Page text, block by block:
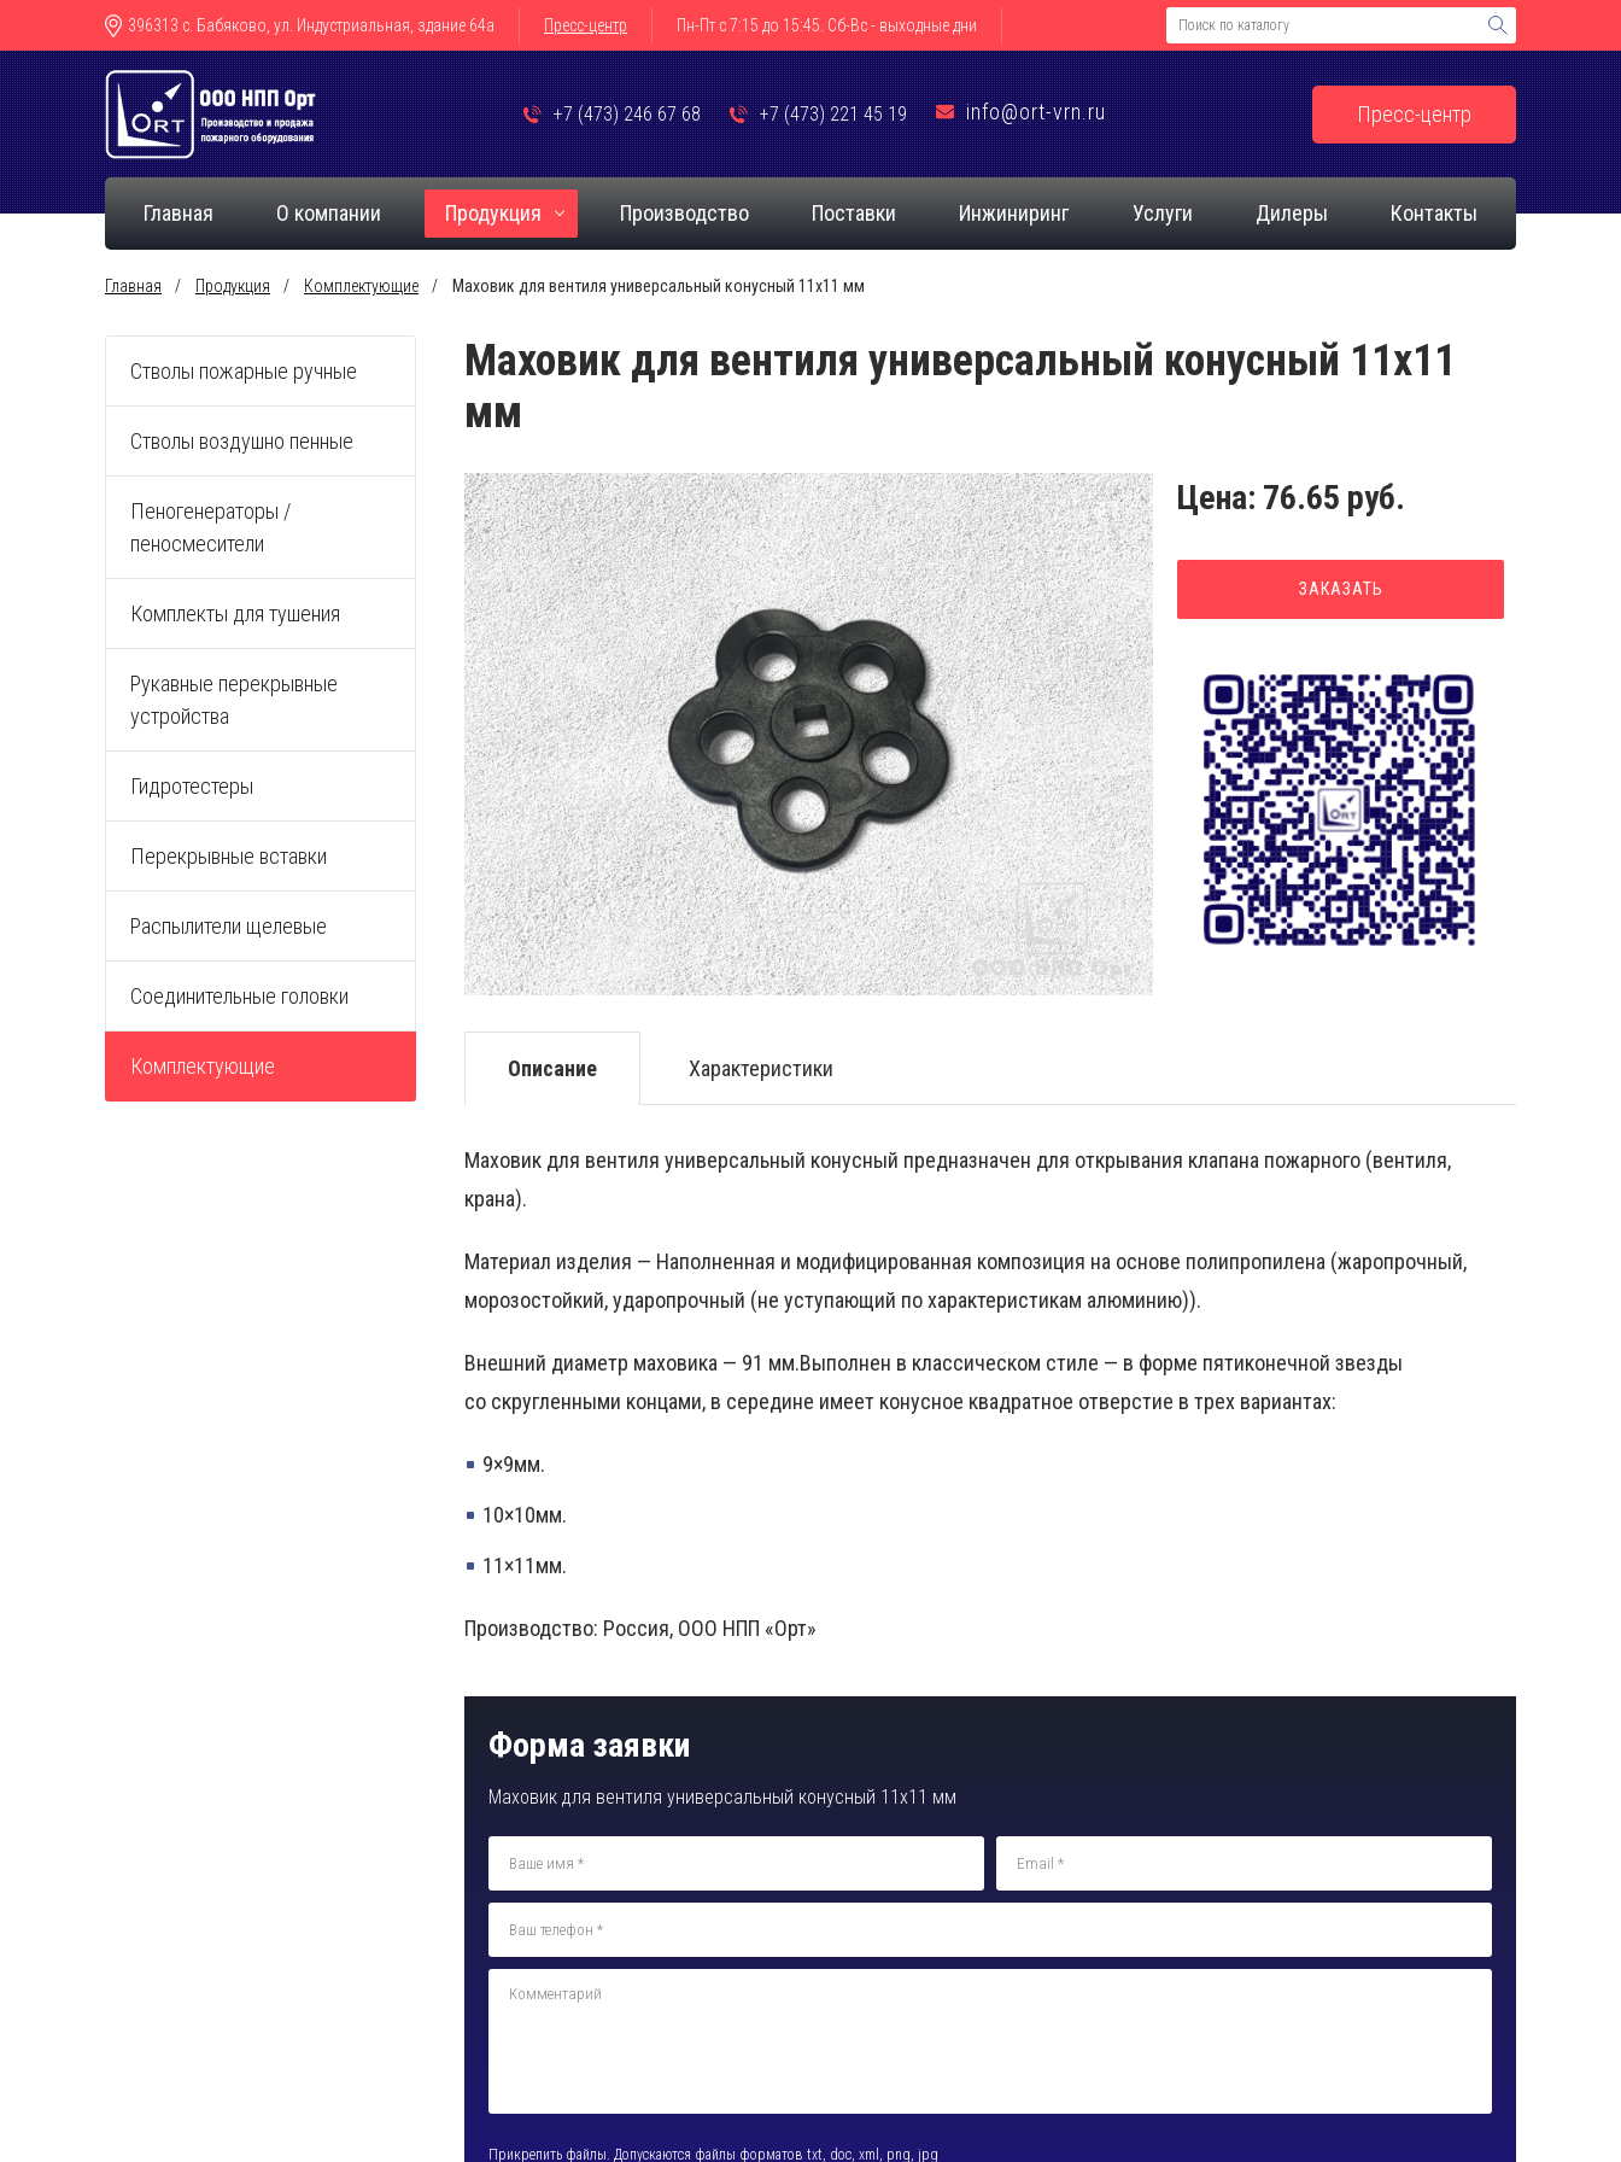
396313 с. Бабяково, ул. Индустриальная, здание 64а Пресс-центр Пн-Пт с 7:15 до 15:45. Сб-Вс - выходные дни
+7 (473) 246 67 68 +7 (473) 221 45 19 info@ort-vrn.ru Пресс-центр
Главная О компании Продукция Производство Поставки Инжиниринг Услуги Дилеры Контакты
Главная Продукция Комплектующие Маховик для вентиля универсальный конусный 11х11 мм
Маховик для вентиля универсальный конусный 11х11
мм
Цена: 76.65 руб.
ЗАКАЗАТЬ
Описание Характеристики
Маховик для вентиля универсальный конусный предназначен для открывания клапана пожарного (вентиля,
крана).
Материал изделия — Наполненная и модифицированная композиция на основе полипропилена (жаропрочный,
морозостойкий, ударопрочный (не уступающий по характеристикам алюминию)).
Внешний диаметр маховика — 91 мм.Выполнен в классическом стиле — в форме пятиконечной звезды
со скругленными концами, в середине имеет конусное квадратное отверстие в трех вариантах:
9×9мм.
10×10мм.
11×11мм.
Производство: Россия, ООО НПП «Орт»
Форма заявки
Маховик для вентиля универсальный конусный 11х11 мм
Прикрепить файлы. Допускаются файлы форматов txt, doc, xml, png, jpg
Стволы пожарные ручные
Стволы воздушно пенные
Пеногенераторы /
пеносмесители
Комплекты для тушения
Рукавные перекрывные
устройства
Гидротестеры
Перекрывные вставки
Распылители щелевые
Соединительные головки
Комплектующие